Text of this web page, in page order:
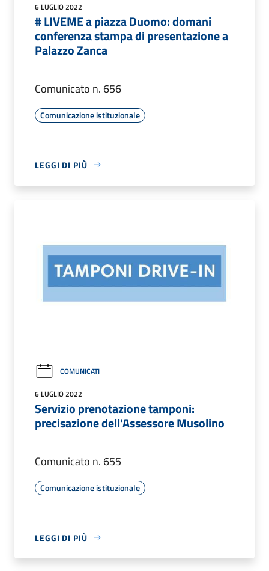
6 LUGLIO 2022
# LIVEME a piazza Duomo: domani
conferenza stampa di presentazione a
Palazzo Zanca
Comunicato n. 656
Comunicazione istituzionale
LEGGI DI PIÙ
COMUNICATI
6 LUGLIO 2022
Servizio prenotazione tamponi:
precisazione dell'Assessore Musolino
Comunicato n. 655
Comunicazione istituzionale
LEGGI DI PIÙ